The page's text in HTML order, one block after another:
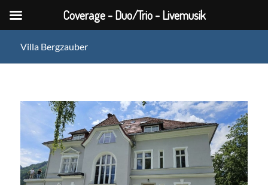
Villa Bergzauber
Coverage - Duo/Trio - Livemusik